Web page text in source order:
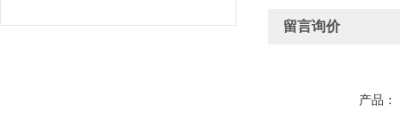
留言询价
产品：